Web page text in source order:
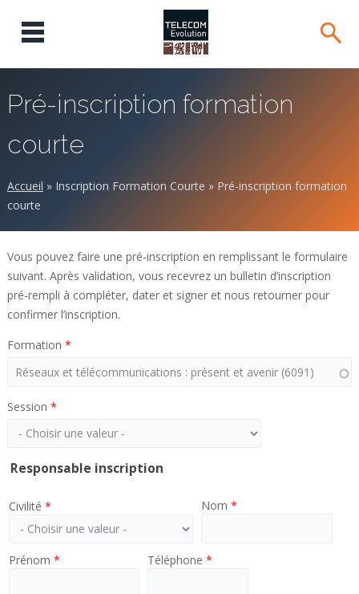
Pré-inscription formation
courte
Accueil » Inscription Formation Courte » Pré-inscription formation
courte
Vous pouvez faire une pré-inscription en remplissant le formulaire
suivant. Après validation, vous recevrez un bulletin d’inscription
pré-rempli à compléter, dater et signer et nous retourner pour
confirmer l’inscription.
Formation *
Session *
Responsable inscription
Civilité * Nom*
Prénom * Téléphone*